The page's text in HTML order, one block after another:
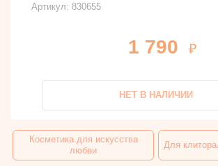
Артикул: 830655
1 790
НЕТ В НАЛИЧИИ
Косметика для искусства
любви
Для